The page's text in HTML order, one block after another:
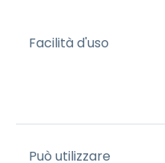
Facilità d'uso
Può utilizzare